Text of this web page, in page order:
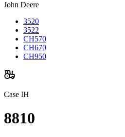
John Deere
3520
3522
CH570
CH670
CH950
Case IH
8810